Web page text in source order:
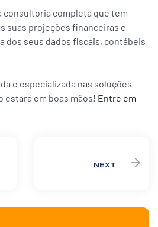
consultoria completa que tem
suas projeções financeiras e
dos seus dados fiscais, contábeis
e especializada nas soluções
em boas mãos! Entre em
NEXT